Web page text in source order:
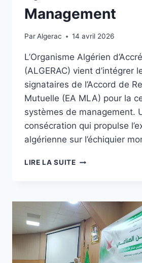
Management
ParAlgerac 14 avril 2026
L’Organisme Algérien
(ALGERAC) vient d’intégrer
signataires de l’Accord de
Mutuelle (EA MLA) pour la
systèmes de management.
consécration qui propulse
algérienne sur l’échiquier
LIRE LA SUITE